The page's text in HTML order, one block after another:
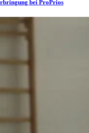
bei ProPrios